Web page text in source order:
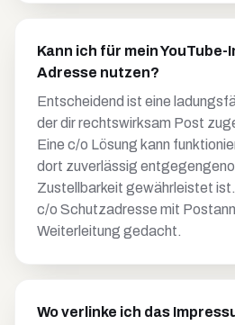
Kann ich für mein
Adresse nutzen?
Entscheidend ist eine
der dir rechtswirksam Post
Eine c/o Lösung kann
dort zuverlässig
Zustellbarkeit gewährleistet
c/o Schutzadresse mit
Weiterleitung gedacht.
Wo verlinke ich das